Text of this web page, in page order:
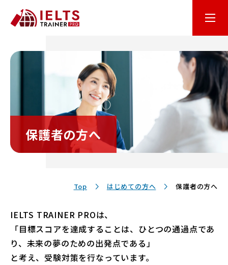
はじめての方へ
オンライン学習
コース・料金
講師・テキスト
保護者の方へ
法人・教育機関の方へ
保護者の方へ
Top はじめての方へ 保護者の方へ
IELTS TRAINER PROは、
「目標スコアを達成することは、ひとつの通過点であ
り、未来の夢のための出発点である」
と考え、受験対策を行なっています。